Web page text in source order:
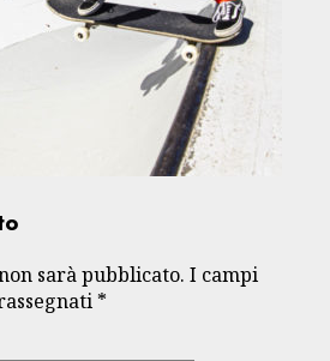
sarà pubblicato. I campi
*